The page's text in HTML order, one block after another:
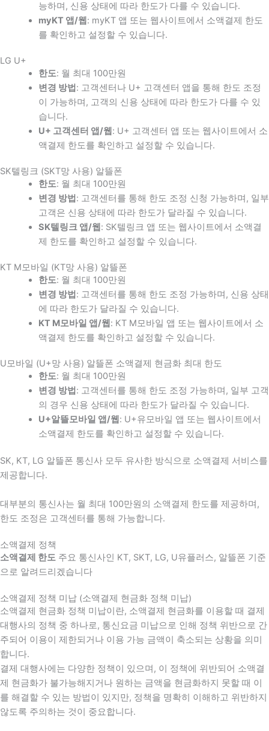
능하며, 신용 상태에 따라 한도가 다를 수 있습니다.
myKT 앱/웹 : myKT 앱 또는 웹사이트에서 소액결제 한도
를 확인하고 설정할 수 있습니다.
LG U+
한도: 월 최대 100만원
변경 방법 : 고객센터나 U+ 고객센터 앱을 통해 한도 조정
이 가능하며, 고객의 신용 상태에 따라 한도가 다를 수 있
습니다.
U+ 고객센터 앱/웹 : U+ 고객센터 앱 또는 웹사이트에서 소
액결제 한도를 확인하고 설정할 수 있습니다.
SK텔링크 (SKT망 사용) 알뜰폰
한도: 월 최대 100만원
변경 방법 : 고객센터를 통해 한도 조정 신청 가능하며, 일부
고객은 신용 상태에 따라 한도가 달라질 수 있습니다.
SK텔링크 앱/웹 : SK텔링크 앱 또는 웹사이트에서 소액결
제 한도를 확인하고 설정할 수 있습니다.
KT M모바일 (KT망 사용) 알뜰폰
한도: 월 최대 100만원
변경 방법 : 고객센터를 통해 한도 조정 가능하며, 신용 상태
에 따라 한도가 달라질 수 있습니다.
KT M모바일 앱/웹 : KT M모바일 앱 또는 웹사이트에서 소
액결제 한도를 확인하고 설정할 수 있습니다.
U모바일 (U+망 사용) 알뜰폰 소액결제 현금화 최대 한도
한도: 월 최대 100만원
변경 방법 : 고객센터를 통해 한도 조정 가능하며, 일부 고객
의 경우 신용 상태에 따라 한도가 달라질 수 있습니다.
U+알뜰모바일 앱/웹 : U+유모바일 앱 또는 웹사이트에서
소액결제 한도를 확인하고 설정할 수 있습니다.
SK, KT, LG 알뜰폰 통신사 모두 유사한 방식으로 소액결제 서비스를
제공합니다.
대부분의 통신사는 월 최대 100만원의 소액결제 한도를 제공하며,
한도 조정은 고객센터를 통해 가능합니다.
소액결제 정책
소액결제 한도 주요 통신사인 KT, SKT, LG, U유플러스, 알뜰폰 기준
으로 알려드리겠습니다
소액결제 정책 미납 (소액결제 현금화 정책 미납)
소액결제 현금화 정책 미납이란, 소액결제 현금화를 이용할 때 결제
대행사의 정책 중 하나로, 통신요금 미납으로 인해 정책 위반으로 간
주되어 이용이 제한되거나 이용 가능 금액이 축소되는 상황을 의미
합니다.
결제 대행사에는 다양한 정책이 있으며, 이 정책에 위반되어 소액결
제 현금화가 불가능해지거나 원하는 금액을 현금화하지 못할 때 이
를 해결할 수 있는 방법이 있지만, 정책을 명확히 이해하고 위반하지
않도록 주의하는 것이 중요합니다.